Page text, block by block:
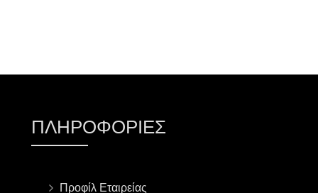
ΠΛΗΡΟΦΟΡΊΕΣ
Προφίλ Εταιρείας